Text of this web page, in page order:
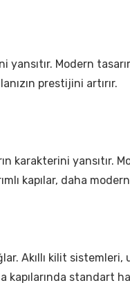
yansıtır. Modern
prestijini artırır.
karakterini yansıtır.
kapılar, daha
Akıllı kilit
kapılarında standart